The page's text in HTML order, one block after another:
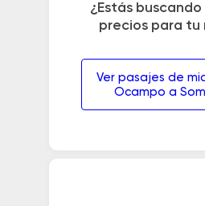
¿Estás
precios para tu
Ver pasajes de
Ocampo a